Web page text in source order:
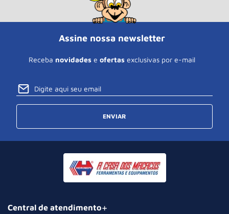
Assine nossa newsletter
Receba novidades e ofertas exclusivas por e-mail
ENVIAR
Central de atendimento